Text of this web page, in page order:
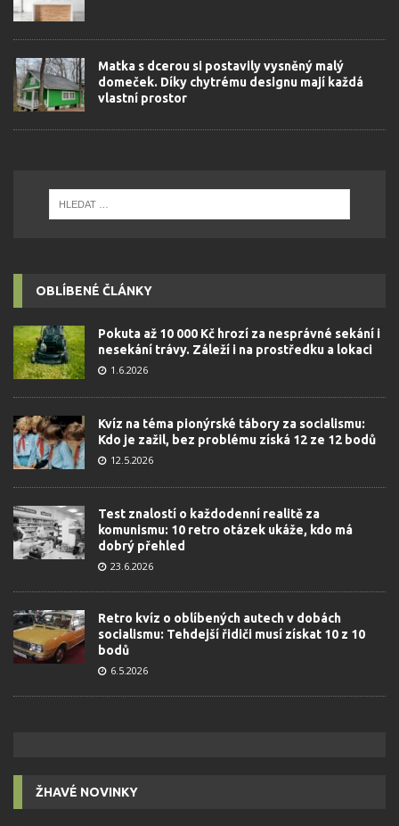
Matka s dcerou si postavily vysněný malý
domeček. Díky chytrému designu mají každá
vlastní prostor
OBLÍBENÉ ČLÁNKY
Pokuta až 10 000 Kč hrozí za nesprávné sekání i
nesekání trávy. Záleží i na prostředku a lokaci
1.6.2026
Kvíz na téma pionýrské tábory za socialismu:
Kdo je zažil, bez problému získá 12 ze 12 bodů
12.5.2026
Test znalostí o každodenní realitě za
komunismu: 10 retro otázek ukáže, kdo má
dobrý přehled
23.6.2026
Retro kvíz o oblíbených autech v dobách
socialismu: Tehdejší řidiči musí získat 10 z 10
bodů
6.5.2026
ŽHAVÉ NOVINKY